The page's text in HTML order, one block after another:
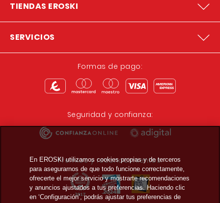
TIENDAS EROSKI
SERVICIOS
Formas de pago:
Seguridad y confianza:
Premios y reconocimientos:
En EROSKI utilizamos cookies propias y de terceros
para asegurarnos de que todo funcione correctamente,
ofrecerte el mejor servicio y mostrarte recomendaciones
y anuncios ajustados a tus preferencias. Haciendo clic
en ‘Configuración’, podrás ajustar tus preferencias de